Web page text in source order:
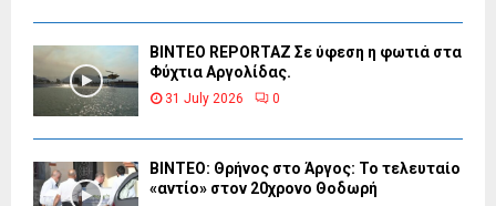
BINTEO REPORTAZ Σε ύφεση η φωτιά στα
Φύχτια Αργολίδας.
31 July 2026 0
ΒΙΝΤΕΟ: Θρήνος στο Άργος: Το τελευταίο
«αντίο» στον 20χρονο Θοδωρή